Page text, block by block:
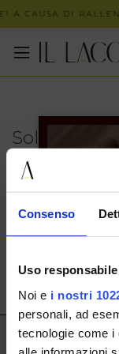
Consenso
Uso
Noi e i nostri
personali, ad
tecnologie come
A CAUSA DI
Solo in
PUOI TROVARE
NOSTRI PUNTI